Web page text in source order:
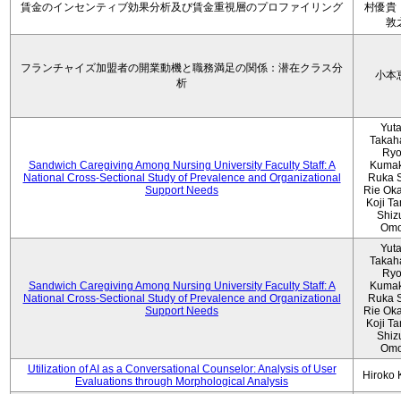
賃金のインセンティブ効果分析及び賃金重視層のプロファイリング
村優貴
敦
フランチャイズ加盟者の開業動機と職務満足の関係：潜在クラス分
析
小本
Sandwich Caregiving Among Nursing University Faculty Staff: A
National Cross-Sectional Study of Prevalence and Organizational
Support Needs
Ruka
Rie
Koji
Sandwich Caregiving Among Nursing University Faculty Staff: A
National Cross-Sectional Study of Prevalence and Organizational
Support Needs
Ruka
Rie
Koji
Utilization of AI as a Conversational Counselor: Analysis of User
Evaluations through Morphological Analysis
Hiroko